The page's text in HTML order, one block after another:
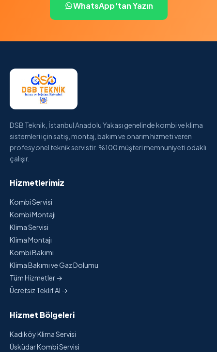
WhatsApp'tan Yazın
DSB Teknik, İstanbul Anadolu Yakası genelinde kombi ve klima
sistemleri için satış, montaj, bakım ve onarım hizmeti veren
profesyonel teknik servistir. %100 müşteri memnuniyeti odaklı
çalışır.
Hizmetlerimiz
Kombi Servisi
Kombi Montajı
Klima Servisi
Klima Montajı
Kombi Bakımı
Klima Bakımı ve Gaz Dolumu
Tüm Hizmetler →
Ücretsiz Teklif Al →
Hizmet Bölgeleri
Kadıköy Klima Servisi
Üsküdar Kombi Servisi